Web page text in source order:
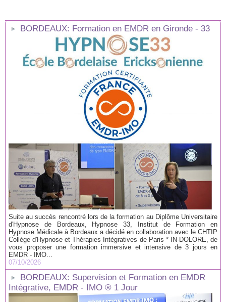
BORDEAUX: Formation en EMDR en Gironde - 33
Suite au succès rencontré lors de la formation au Diplôme Universitaire
d'Hypnose de Bordeaux, Hypnose 33, Institut de Formation en
Hypnose Médicale à Bordeaux a décidé en collaboration avec le CHTIP
Collège d'Hypnose et Thérapies Intégratives de Paris * IN-DOLORE, de
vous proposer une formation immersive et intensive de 3 jours en
EMDR - IMO...
07/10/2026
BORDEAUX: Supervision et Formation en EMDR
Intégrative, EMDR - IMO ® 1 Jour